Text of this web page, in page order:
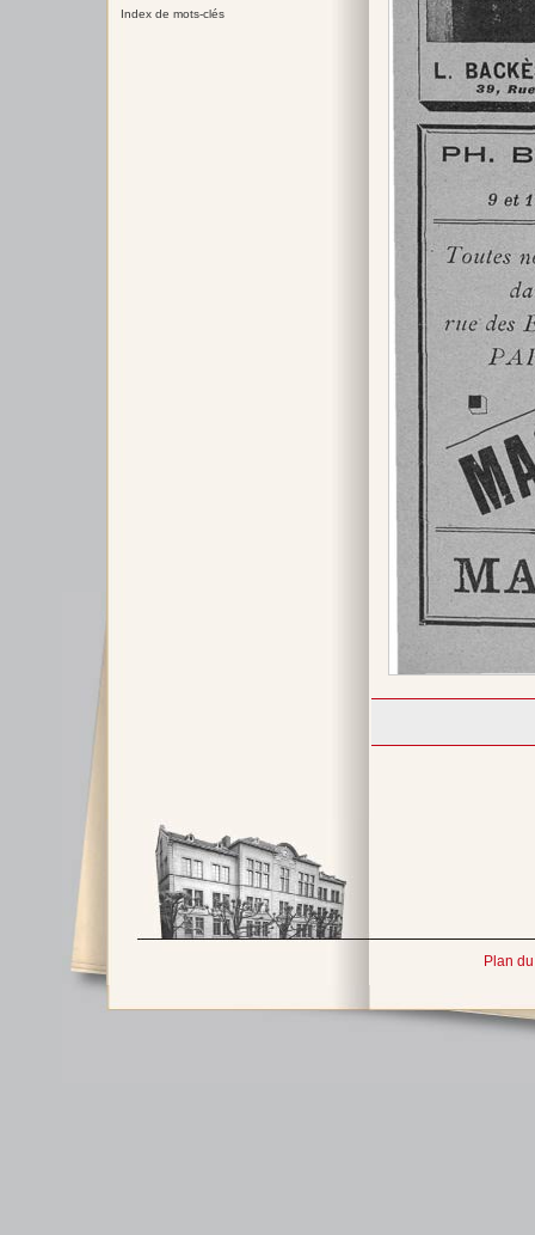
Index de mots-clés
Plan